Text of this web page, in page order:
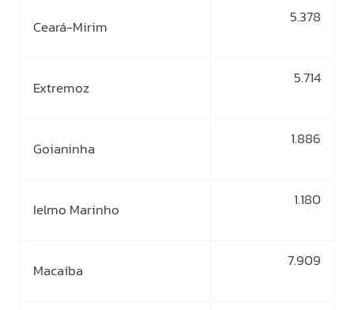
Ceará-Mirim 5.378
Extremoz 5.714
Goianinha 1.886
Ielmo Marinho 1.180
Macaíba 7.909